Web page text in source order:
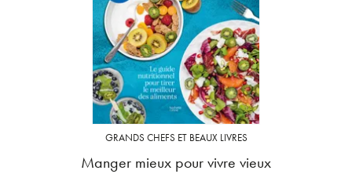
GRANDS CHEFS ET BEAUX LIVRES
Manger mieux pour vivre vieux